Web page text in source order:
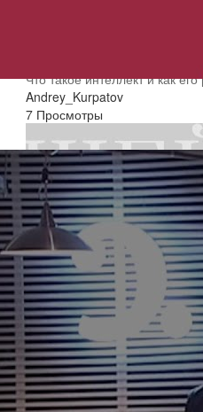
Что такое интеллект и как
Andrey_Kurpatov
7 Просмотры